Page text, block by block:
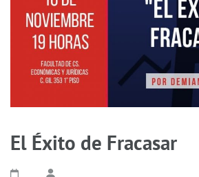
El Éxito de Fracasar